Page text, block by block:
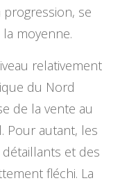
se
moyenne.
relativement
du Nord
de la vente au
Pour autant, les
et des
fléchi. La